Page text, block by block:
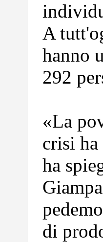
A
hanno
292
«La
crisi
ha
di